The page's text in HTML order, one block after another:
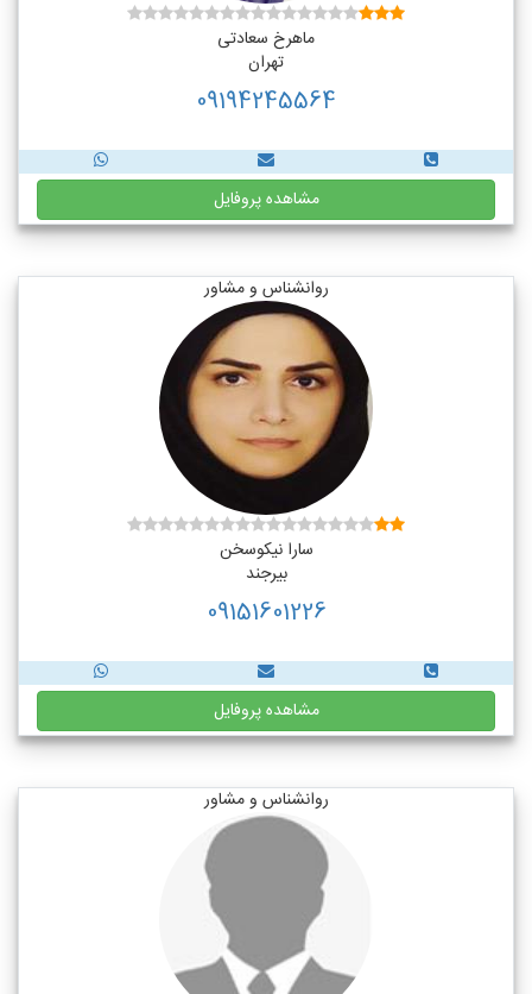
ماهرخ سعادتی
تهران
09194245564
مشاهده پروفایل
روانشناس و مشاور
سارا نیکوسخن
بیرجند
09151601226
مشاهده پروفایل
روانشناس و مشاور